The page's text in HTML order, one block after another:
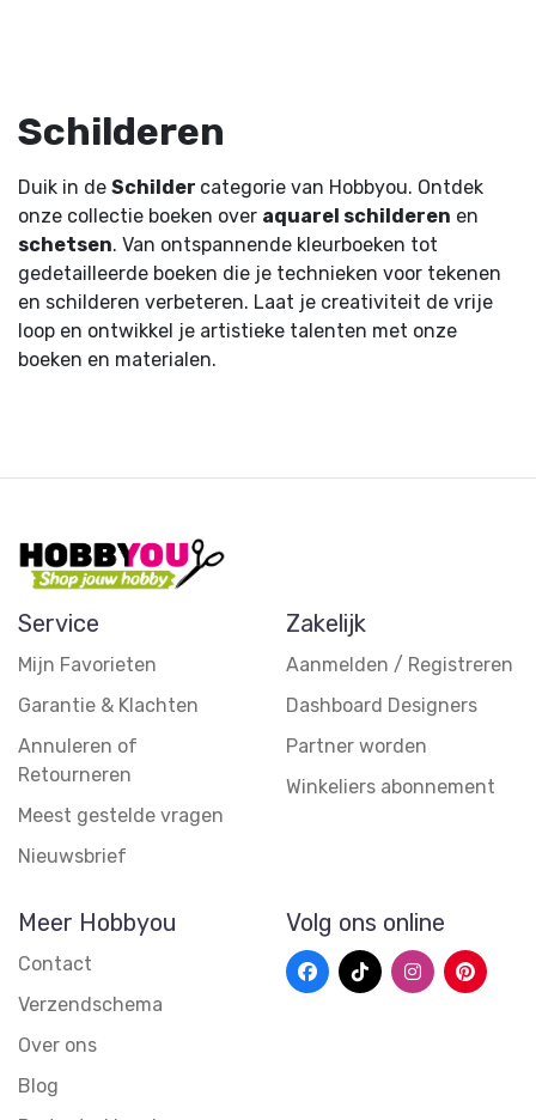
Schilderen
Duik in de Schilder categorie van Hobbyou. Ontdek
onze collectie boeken over aquarel schilderen en
schetsen. Van ontspannende kleurboeken tot
gedetailleerde boeken die je technieken voor tekenen
en schilderen verbeteren. Laat je creativiteit de vrije
loop en ontwikkel je artistieke talenten met onze
boeken en materialen.
Service
Mijn Favorieten
Garantie & Klachten
Annuleren of
Retourneren
Meest gestelde vragen
Nieuwsbrief
Zakelijk
Aanmelden / Registreren
Dashboard Designers
Partner worden
Winkeliers abonnement
Meer Hobbyou
Contact
Verzendschema
Over ons
Blog
Volg ons online